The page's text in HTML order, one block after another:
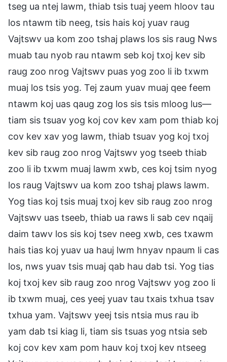
tseg ua ntej lawm, thiab tsis tuaj yeem hloov tau
los ntawm tib neeg, tsis hais koj yuav raug
Vajtswv ua kom zoo tshaj plaws los sis raug Nws
muab tau nyob rau ntawm seb koj txoj kev sib
raug zoo nrog Vajtswv puas yog zoo li ib txwm
muaj los tsis yog. Tej zaum yuav muaj qee feem
ntawm koj uas qaug zog los sis tsis mloog lus—
tiam sis tsuav yog koj cov kev xam pom thiab koj
cov kev xav yog lawm, thiab tsuav yog koj txoj
kev sib raug zoo nrog Vajtswv yog tseeb thiab
zoo li ib txwm muaj lawm xwb, ces koj tsim nyog
los raug Vajtswv ua kom zoo tshaj plaws lawm.
Yog tias koj tsis muaj txoj kev sib raug zoo nrog
Vajtswv uas tseeb, thiab ua raws li sab cev nqaij
daim tawv los sis koj tsev neeg xwb, ces txawm
hais tias koj yuav ua hauj lwm hnyav npaum li cas
los, nws yuav tsis muaj qab hau dab tsi. Yog tias
koj txoj kev sib raug zoo nrog Vajtswv yog zoo li
ib txwm muaj, ces yeej yuav tau txais txhua tsav
txhua yam. Vajtswv yeej tsis ntsia mus rau ib
yam dab tsi kiag li, tiam sis tsuas yog ntsia seb
koj cov kev xam pom hauv koj txoj kev ntseeg